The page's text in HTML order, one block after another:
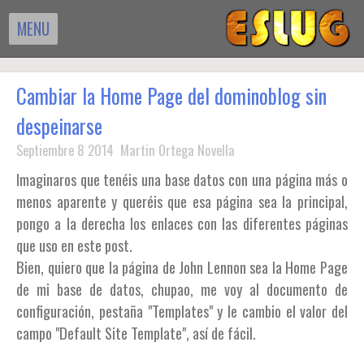
MENU
Cambiar la Home Page del dominoblog sin
despeinarse
Septiembre 8 2014 Martin Ortega Novella
Imaginaros que tenéis una base datos con una página más o
menos aparente y queréis que esa página sea la principal,
pongo a la derecha los enlaces con las diferentes páginas
que uso en este post.
Bien, quiero que la página de John Lennon sea la Home Page
de mi base de datos, chupao, me voy al documento de
configuración, pestaña "Templates" y le cambio el valor del
campo "Default Site Template", así de fácil.